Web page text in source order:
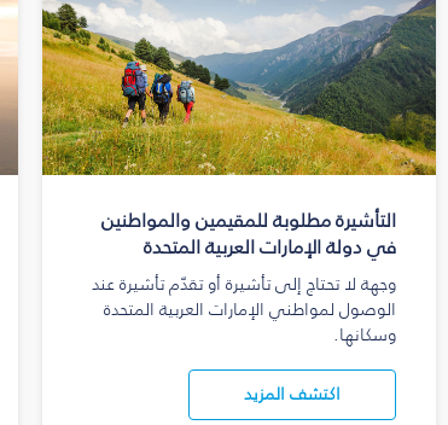
التأشيرة مطلوبة للمقيمين والمواطنين
في دولة الإمارات العربية المتحدة
وجهة لا تحتاج إلى تأشيرة أو تقدّم تأشيرة عند
الوصول لمواطني الإمارات العربية المتحدة
وسكانها.
اكتشف المزيد